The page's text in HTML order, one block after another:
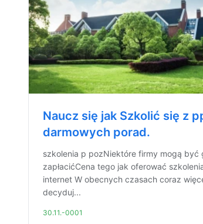
Naucz się jak Szkolić się z
darmowych porad.
szkolenia p pozNiektóre firmy mogą być
zapłacićCena tego jak oferować
internet W obecnych czasach coraz
decyduj...
30.11.-0001